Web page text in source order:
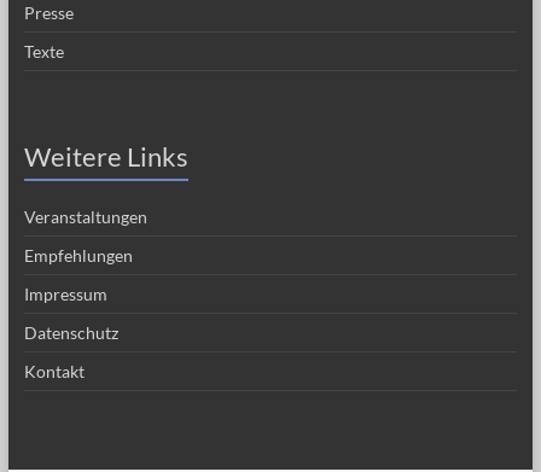
Presse
Texte
Weitere Links
Veranstaltungen
Empfehlungen
Impressum
Datenschutz
Kontakt